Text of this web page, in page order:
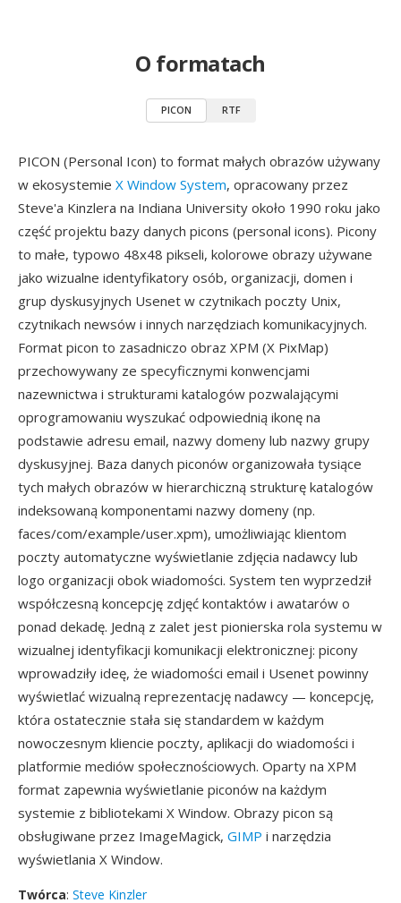
O formatach
PICON RTF
PICON (Personal Icon) to format małych obrazów używany
w ekosystemie X Window System, opracowany przez
Steve'a Kinzlera na Indiana University około 1990 roku jako
część projektu bazy danych picons (personal icons). Picony
to małe, typowo 48x48 pikseli, kolorowe obrazy używane
jako wizualne identyfikatory osób, organizacji, domen i
grup dyskusyjnych Usenet w czytnikach poczty Unix,
czytnikach newsów i innych narzędziach komunikacyjnych.
Format picon to zasadniczo obraz XPM (X PixMap)
przechowywany ze specyficznymi konwencjami
nazewnictwa i strukturami katalogów pozwalającymi
oprogramowaniu wyszukać odpowiednią ikonę na
podstawie adresu email, nazwy domeny lub nazwy grupy
dyskusyjnej. Baza danych piconów organizowała tysiące
tych małych obrazów w hierarchiczną strukturę katalogów
indeksowaną komponentami nazwy domeny (np.
faces/com/example/user.xpm), umożliwiając klientom
poczty automatyczne wyświetlanie zdjęcia nadawcy lub
logo organizacji obok wiadomości. System ten wyprzedził
współczesną koncepcję zdjęć kontaktów i awatarów o
ponad dekadę. Jedną z zalet jest pionierska rola systemu w
wizualnej identyfikacji komunikacji elektronicznej: picony
wprowadziły ideę, że wiadomości email i Usenet powinny
wyświetlać wizualną reprezentację nadawcy — koncepcję,
która ostatecznie stała się standardem w każdym
nowoczesnym kliencie poczty, aplikacji do wiadomości i
platformie mediów społecznościowych. Oparty na XPM
format zapewnia wyświetlanie piconów na każdym
systemie z bibliotekami X Window. Obrazy picon są
obsługiwane przez ImageMagick, GIMP i narzędzia
wyświetlania X Window.
Twórca: Steve Kinzler